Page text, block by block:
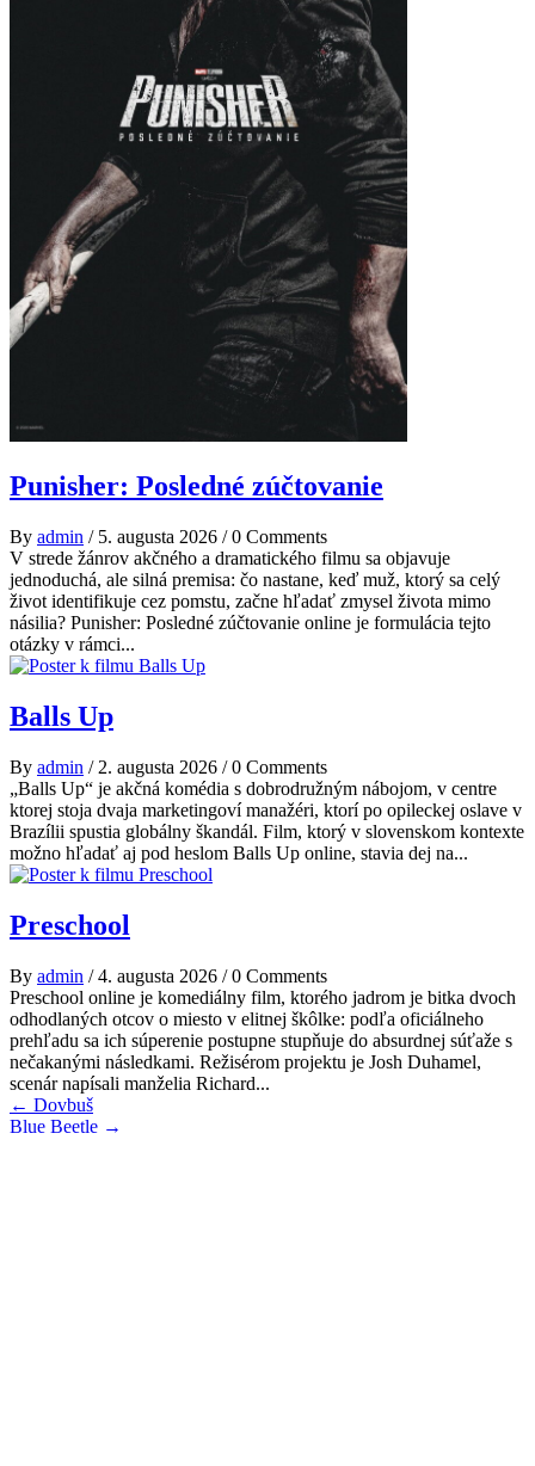
Punisher: Posledné zúčtovanie
By admin / 5. augusta 2026 /0 Comments
V strede žánrov akčného a dramatického filmu sa objavuje
jednoduchá, ale silná premisa: čo nastane, keď muž, ktorý sa celý
život identifikuje cez pomstu, začne hľadať zmysel života mimo
násilia? Punisher: Posledné zúčtovanie online je formulácia tejto
otázky v rámci...
Balls Up
By admin / 2. augusta 2026 /0 Comments
„Balls Up“ je akčná komédia s dobrodružným nábojom, v centre
ktorej stoja dvaja marketingoví manažéri, ktorí po opileckej oslave v
Brazílii spustia globálny škandál. Film, ktorý v slovenskom kontexte
možno hľadať aj pod heslom Balls Up online, stavia dej na...
Preschool
By admin /4. augusta 2026 /0 Comments
Preschool online je komediálny film, ktorého jadrom je bitka dvoch
odhodlaných otcov o miesto v elitnej škôlke: podľa oficiálneho
prehľadu sa ich súperenie postupne stupňuje do absurdnej súťaže s
nečakanými následkami. Režisérom projektu je Josh Duhamel,
scenár napísali manželia Richard...
Post
navigation
← Dovbuš
Blue Beetle →